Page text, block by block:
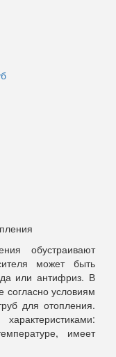
обустраивают
может быть
или антифриз. В
согласно условиям
для отопления.
имеет